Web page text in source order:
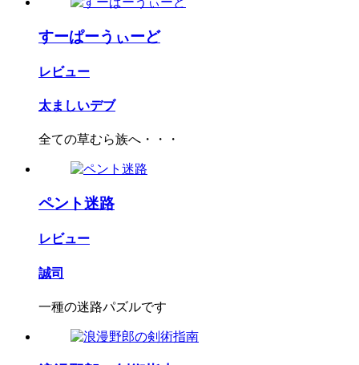
すーぱーうぃーど
レビュー
太ましいデブ
全ての草むら族へ・・・
ペント迷路
レビュー
誠司
一種の迷路パズルです